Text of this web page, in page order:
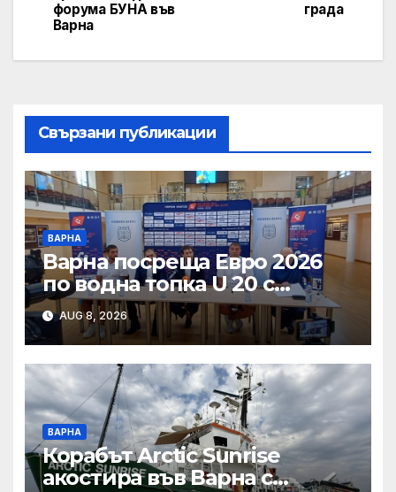
града
форума БУНА във
Варна
Свързани публикации
ВАРНА
Варна посреща Евро 2026
по водна топка U 20 с
отлични условия на
състезателните басейни
AUG 8, 2026
ВАРНА
Корабът Arctic Sunrise
акостира във Варна с